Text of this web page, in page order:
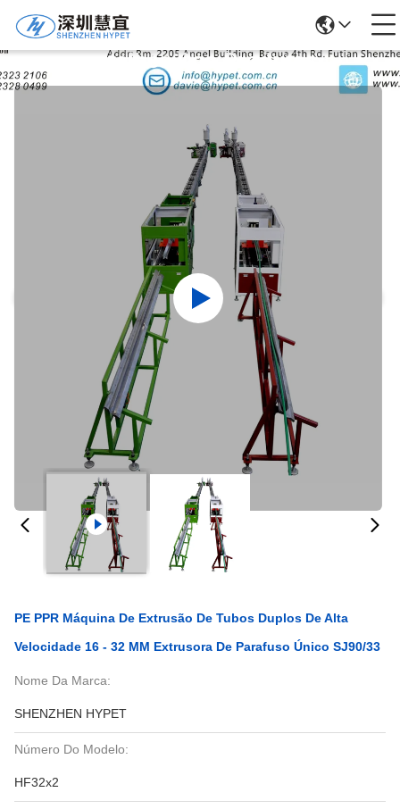
Detalhes Dos Produtos
PE PPR Máquina De Extrusão De Tubos Duplos De Alta
Velocidade 16 - 32 MM Extrusora De Parafuso Único SJ90/33
Nome Da Marca:
SHENZHEN HYPET
Número Do Modelo:
HF32x2